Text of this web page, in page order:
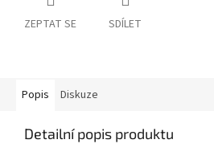
ZEPTAT SE SDÍLET
Popis Diskuze
Detailní popis produktu